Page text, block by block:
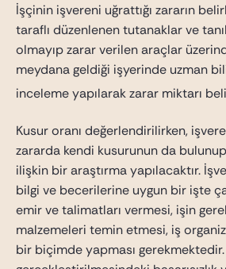
İşçinin işvereni uğrattığı zararın
taraflı düzenlenen tutanaklar ve
olmayıp zarar verilen araçlar
meydana geldiği işyerinde uzman
inceleme yapılarak zarar miktarı
Kusur oranı değerlendirilirken,
zararda kendi kusurunun da
ilişkin bir araştırma yapılacaktır.
bilgi ve becerilerine uygun bir işte
emir ve talimatları vermesi, işin
malzemeleri temin etmesi, iş
bir biçimde yapması